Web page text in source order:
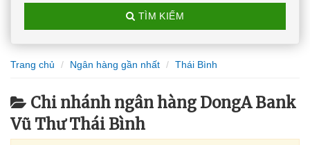
TÌM KIẾM
Trang chủ Ngân hàng gần nhất Thái Bình
Chi nhánh ngân hàng DongA Bank
Vũ Thư Thái Bình